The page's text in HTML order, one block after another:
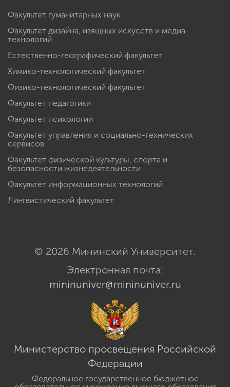
Факультет гуманитарных наук
Факультет дизайна, изящных искусств и медиа-
технологий
Естественно-географический факультет
Химико-технологический факультет
Физико-технологический факультет
Факультет педагогики
Факультет психологии
Факультет управления и социально-технических
сервисов
Факультет физической культуры, спорта и
безопасности жизнедеятельности
Факультет информационных технологий
Лингвистический факультет
© 2026 Мининский Университет.
Электронная почта:
mininuniver@mininuniver.ru
Министерство просвещения Российской
Федерации
Федеральное государственное бюджетное